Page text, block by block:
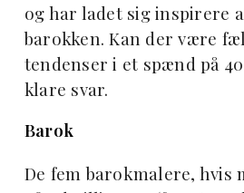
og har ladet sig inspirere
barokken. Kan der være
tendenser i et spænd på
klare svar.
Barok
De fem barokmalere, hvis